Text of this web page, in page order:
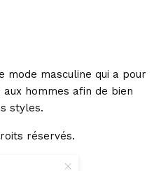
mode masculine qui a pour
hommes afin de bien
styles.
réservés.